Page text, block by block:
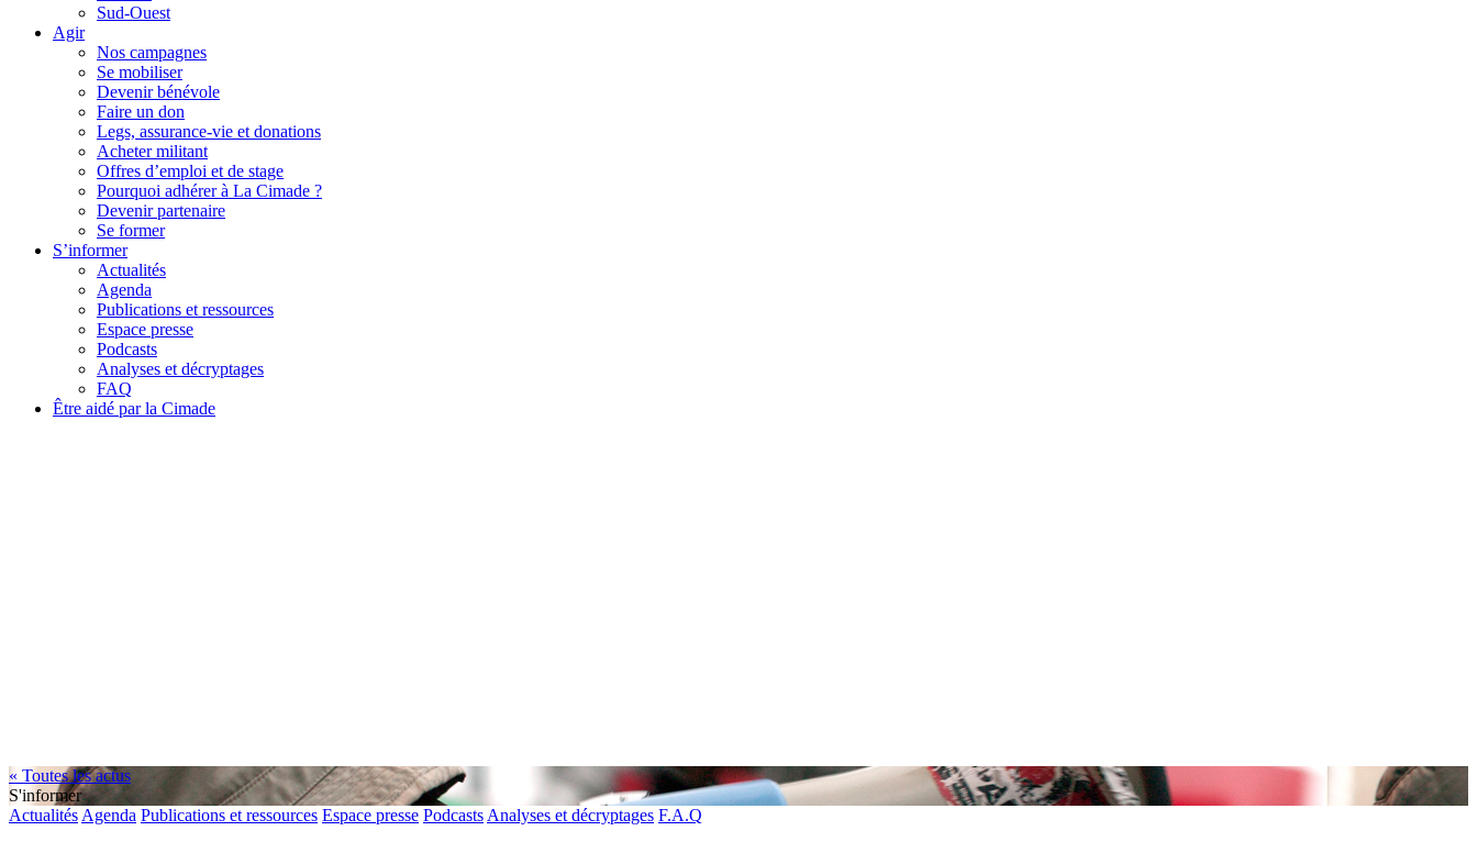
Sud-Ouest
Agir
Nos campagnes
Se mobiliser
Devenir bénévole
Faire un don
Legs, assurance-vie et donations
Acheter militant
Offres d’emploi et de stage
Pourquoi adhérer à La Cimade ?
Devenir partenaire
Se former
S’informer
Actualités
Agenda
Publications et ressources
Espace presse
Podcasts
Analyses et décryptages
FAQ
Être aidé par la Cimade
« Toutes les actus
S'informer
Actualités Agenda Publications et ressources Espace presse Podcasts Analyses et décryptages F.A.Q